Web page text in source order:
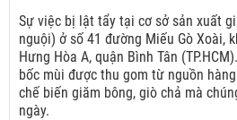
Sự việc bị lật tẩy tại cơ sở sản xuất
nguội) ở số 41 đường Miếu Gò Xoài,
Hưng Hòa A, quận Bình Tân
bốc mùi được thu gom từ nguồn
chế biến giăm bông, giò chả mà
ngày.